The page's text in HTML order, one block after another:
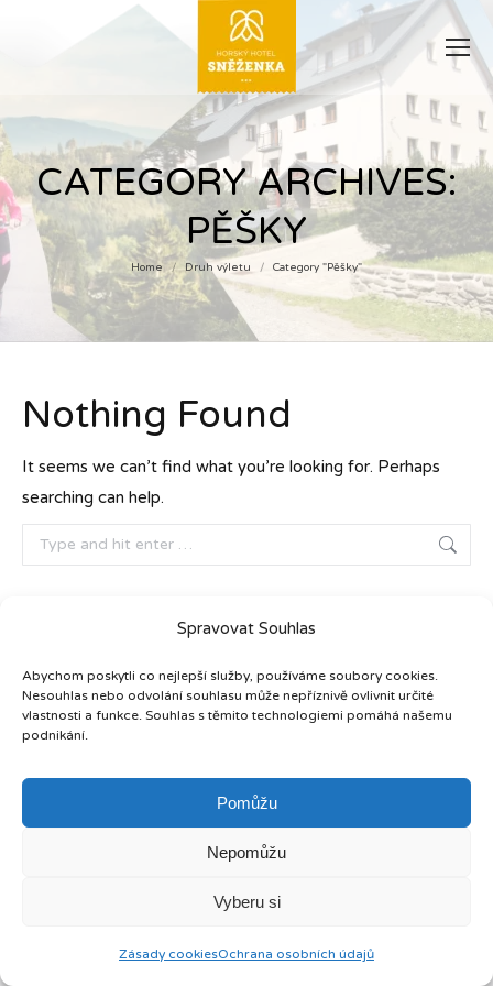
Spravovat Souhlas
Abychom poskytli co nejlepší služby, používáme soubory cookies.
Nesouhlas nebo odvolání souhlasu může nepříznivě ovlivnit určité
vlastnosti a funkce. Souhlas s těmito technologiemi pomáhá našemu
podnikání.
Pomůžu
Nepomůžu
Vyberu si
Zásady cookiesOchrana osobních údajů
CATEGORY ARCHIVES:
PĚŠKY
You are here:
Home Druh výletu Category "Pěšky"
Nothing Found
It seems we can’t find what you’re looking for. Perhaps
searching can help.
Search:
ve Starém Městě hodnocení